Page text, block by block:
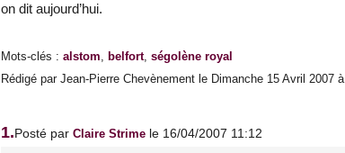
on dit aujourd’hui.
Mots-clés : alstom, belfort, ségolène royal
Rédigé par Jean-Pierre Chevènement le Dimanche 15 Avril 2007
1.Posté par Claire Strime le 16/04/2007 11:12